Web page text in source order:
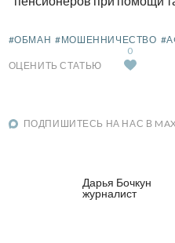
#ОБМАН #МОШЕННИЧЕСТВО
ОЦЕНИТЬ СТАТЬЮ
0
ПОДПИШИТЕСЬ НА НАС В
Дарья Бочкун
журналист